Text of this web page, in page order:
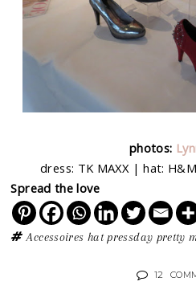
photos:
dress: TK MAXX | hat:
Spread the love
Accessoires hat pressday pretty
12